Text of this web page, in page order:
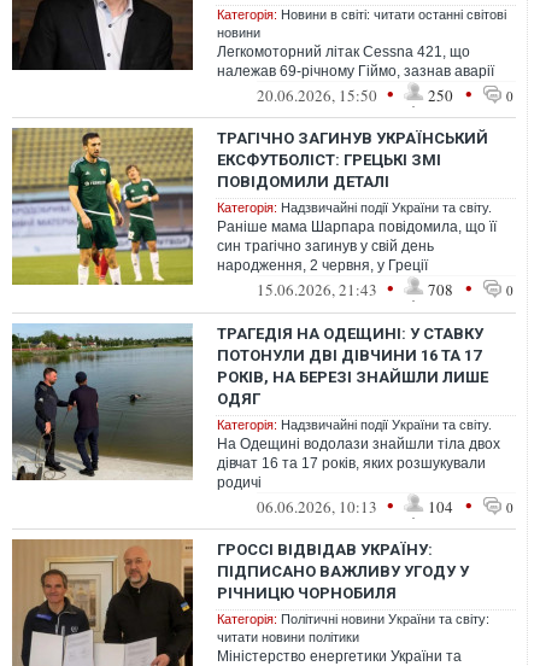
Категорія: Новини в світі: читати останні світові
новини
Легкомоторний літак Cessna 421, що
належав 69-річному Гіймо, зазнав аварії
20.06.2026, 15:50 • 250 • 0
ТРАГІЧНО ЗАГИНУВ УКРАЇНСЬКИЙ
ЕКСФУТБОЛІСТ: ГРЕЦЬКІ ЗМІ
ПОВІДОМИЛИ ДЕТАЛІ
Категорія: Надзвичайні події України та світу.
Раніше мама Шарпара повідомила, що її
син трагічно загинув у свій день
народження, 2 червня, у Греції
15.06.2026, 21:43 • 708 • 0
ТРАГЕДІЯ НА ОДЕЩИНІ: У СТАВКУ
ПОТОНУЛИ ДВІ ДІВЧИНИ 16 ТА 17
РОКІВ, НА БЕРЕЗІ ЗНАЙШЛИ ЛИШЕ
ОДЯГ
Категорія: Надзвичайні події України та світу.
На Одещині водолази знайшли тіла двох
дівчат 16 та 17 років, яких розшукували
родичі
06.06.2026, 10:13 • 104 • 0
ГРОССІ ВІДВІДАВ УКРАЇНУ:
ПІДПИСАНО ВАЖЛИВУ УГОДУ У
РІЧНИЦЮ ЧОРНОБИЛЯ
Категорія: Політичні новини України та світу:
читати новини політики
Міністерство енергетики України та